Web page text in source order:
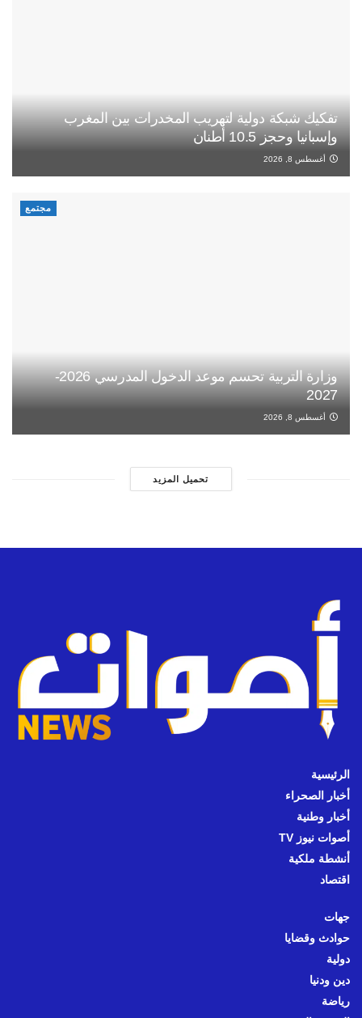
تفكيك شبكة دولية لتهريب المخدرات بين المغرب
وإسبانيا وحجز 10.5 أطنان
أغسطس 8, 2026
مجتمع
وزارة التربية تحسم موعد الدخول المدرسي 2026-
2027
أغسطس 8, 2026
تحميل المزيد
الرئيسية
أخبار الصحراء
أخبار وطنية
أصوات نيوز TV
أنشطة ملكية
اقتصاد
جهات
حوادث وقضايا
دولية
دين ودنيا
رياضة